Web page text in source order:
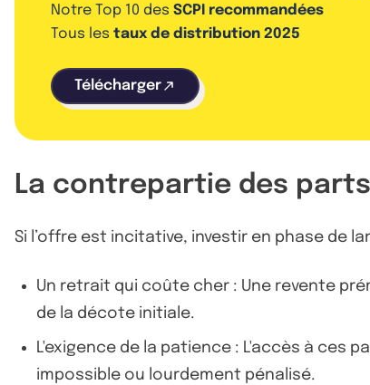
Notre Top 10 des SCPI recommandées
Tous les taux de distribution 2025
Télécharger
La contrepartie des
Si l’offre est incitative, investir en phase de
Un retrait qui coûte cher : Une revente
de la décote initiale.
L'exigence de la patience : L'accès à ces
impossible ou lourdement pénalisé.